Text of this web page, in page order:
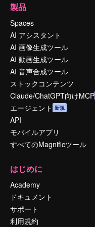
製品
Spaces
AI アシスタント
AI 画像生成ツール
AI 動画生成ツール
AI 音声合成ツール
ストックコンテンツ
Claude/ChatGPT向けMCP
エージェント 新規
API
モバイルアプリ
すべてのMagnificツール
はじめに
Academy
ドキュメント
サポート
利用規約